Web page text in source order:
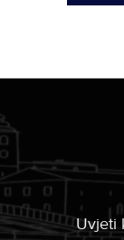
Uvjeti